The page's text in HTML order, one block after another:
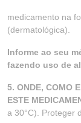
medicamento na
(dermatológica).
Informe ao seu
fazendo uso de
5. ONDE, COMO
ESTE
a 30°C). Proteger